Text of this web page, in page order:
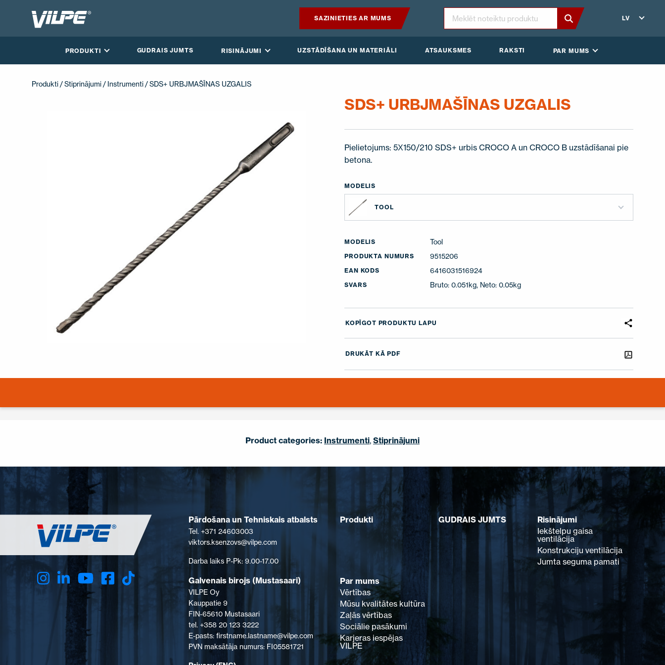
SAZINIETIES AR MUMS LV
PRODUKTI GUDRAIS JUMTS RISINĀJUMI UZSTĀDĪŠANA UN MATERIĀLI ATSAUKSMES RAKSTI PAR MUMS
UZSTĀDĪŠANA UN MATERIĀLI
ATSAUKSMES
LV
Produkti /Stiprinājumi / Instrumenti / SDS+ URBJMAŠĪNAS UZGALIS
SDS+ URBJMAŠĪNAS UZGALIS
Pielietojums: 5Х150/210 SDS+ urbis CROCO A un CROCO B uzstādīšanai pie
betona.
MODELIS
TOOL
MODELIS Tool
PRODUKTA NUMURS 9515206
EAN KODS 6416031516924
SVARS Bruto: 0.051kg, Neto: 0.05kg
KOPĪGOT PRODUKTU LAPU
DRUKĀT KĀ PDF
Product categories: Instrumenti, Stiprinājumi
Pārdošana un Tehniskais atbalsts
Tel. +371 24603003
viktors.ksenzovs@vilpe.com
Darba laiks P-Pk: 9.00-17.00
Galvenais birojs (Mustasaari)
VILPE Oy
Kauppatie 9
FIN-65610 Mustasaari
tel. +358 20 123 3222
E-pasts: firstname.lastname@vilpe.com
PVN maksātāja numurs: FI05581721
Produkti GUDRAIS JUMTS
Risinājumi
Iekštelpu gaisa
ventilācija
Konstrukciju ventilācija
Jumta seguma pamati
Par mums
Vērtības
Mūsu kvalitātes kultūra
Zaļās vērtības
Sociālie pasākumi
Karjeras iespējas
VILPE